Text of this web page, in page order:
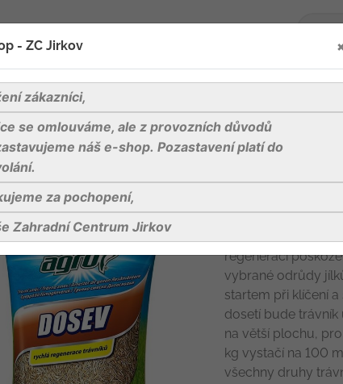
Blog Kontakty
DOSEV 2 kg
AGRO Travní
AGRO Travní
regeneraci
vybrané odrůdy
startem při klíčení
dosetí bude
na větší plochu,
kg vystačí na 100
všechny druhy
- ZC Jirkov
zákazníci,
se omlouváme, ale z provozních důvodů
náš e-shop. Pozastavení platí do
za pochopení,
Zahradní Centrum Jirkov